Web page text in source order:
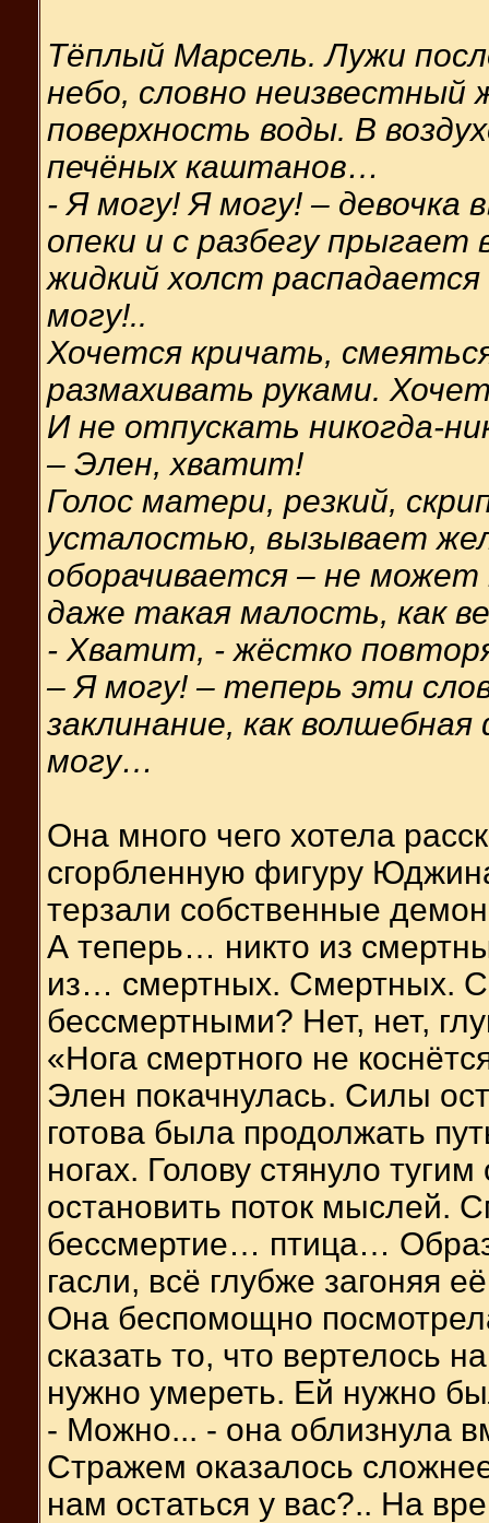
Тёплый Марсель. Лужи
небо, словно неизвестный
поверхность воды. В
печёных каштанов…
- Я могу! Я могу! – девочка
опеки и с разбегу
жидкий холст
могу!..
Хочется кричать,
размахивать руками.
И не отпускать никогда-
– Элен, хватит!
Голос матери, резкий,
усталостью, вызывает
оборачивается – не
даже такая малость, как
- Хватит, - жёстко
– Я могу! – теперь эти
заклинание, как
могу…
Она много чего хотела
сгорбленную фигуру
терзали собственные
А теперь… никто из
из… смертных. Смертных.
бессмертными? Нет, нет,
«Нога смертного не
Элен покачнулась. Силы
готова была продолжать
ногах. Голову стянуло
остановить поток
бессмертие… птица…
гасли, всё глубже загоняя
Она беспомощно
сказать то, что вертелось
нужно умереть. Ей нужно
- Можно... - она облизнула
Стражем оказалось
нам остаться у вас?.. На